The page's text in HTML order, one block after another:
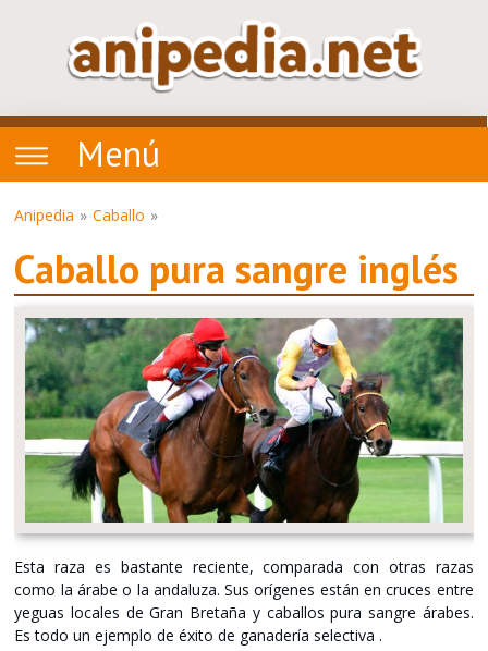
Menú
Anipedia Caballo
Caballo pura sangre inglés
Esta raza es bastante reciente, comparada con otras razas
como la árabe o la andaluza. Sus orígenes están en cruces entre
yeguas locales de Gran Bretaña y caballos pura sangre árabes.
Es todo un ejemplo de éxito de ganadería selectiva .